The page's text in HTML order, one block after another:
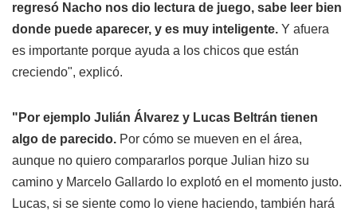
regresó Nacho nos dio lectura de juego, sabe leer bien
donde puede aparecer, y es muy inteligente. Y afuera
es importante porque ayuda a los chicos que están
creciendo", explicó.
"Por ejemplo Julián Álvarez y Lucas Beltrán tienen
algo de parecido. Por cómo se mueven en el área,
aunque no quiero compararlos porque Julian hizo su
camino y Marcelo Gallardo lo explotó en el momento justo.
Lucas, si se siente como lo viene haciendo, también hará